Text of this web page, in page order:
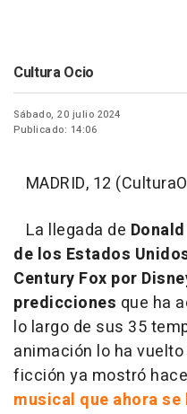
Cultura Ocio
Sábado, 20 julio 2024
Publicado: 14:06
MADRID, 12
La llegada de
de los Estados
Century Fox por
predicciones que ha
lo largo de sus 35
animación lo ha
ficción ya mostró
musical que ahora